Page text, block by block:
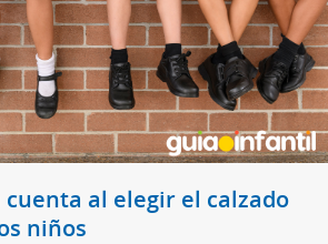
al elegir el calzado
niños